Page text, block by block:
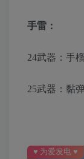
手雷：
24武器：手
25武器：黏
♥ 为爱发电 ♥